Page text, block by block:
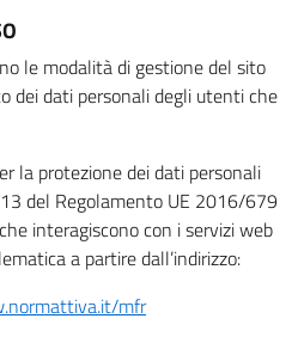
le modalità di gestione del sito
dei dati personali degli utenti che
la protezione dei dati personali
del Regolamento UE 2016/679
interagiscono con i servizi web
a partire dall’indirizzo:
mfr